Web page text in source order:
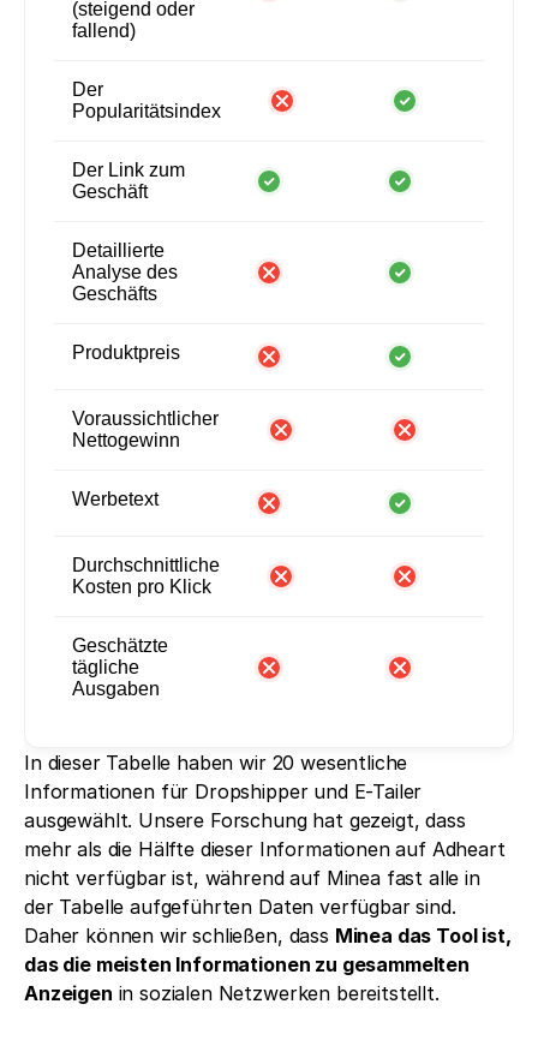
(steigend oder
fallend)
Der
Popularitätsindex
Der Link zum
Geschäft
Detaillierte
Analyse des
Geschäfts
Produktpreis
Voraussichtlicher
Nettogewinn
Werbetext
Durchschnittliche
Kosten pro Klick
Geschätzte
tägliche
Ausgaben
In dieser Tabelle haben wir 20 wesentliche
Informationen für Dropshipper und E-Tailer
ausgewählt. Unsere Forschung hat gezeigt, dass
mehr als die Hälfte dieser Informationen auf Adheart
nicht verfügbar ist, während auf Minea fast alle in
der Tabelle aufgeführten Daten verfügbar sind.
Daher können wir schließen, dass Minea das Tool ist,
das die meisten Informationen zu gesammelten
Anzeigen in sozialen Netzwerken bereitstellt.